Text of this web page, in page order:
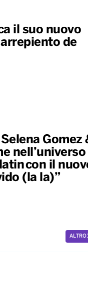
il suo nuovo
de
Gomez
nell’universo
con il
(la la)”
ALTRO